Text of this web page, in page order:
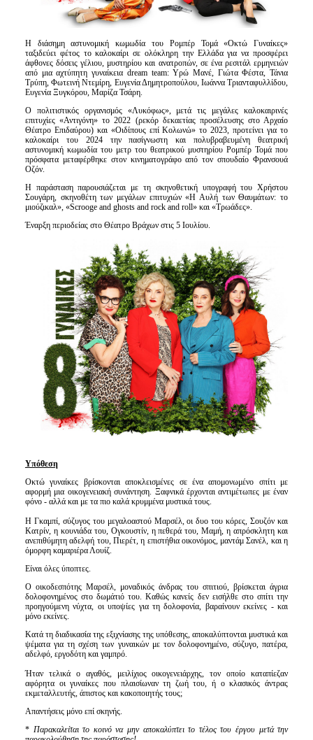
Η διάσημη αστυνομική κωμωδία του Ρομπέρ Τομά «Οκτώ Γυναίκες»
ταξιδεύει φέτος το καλοκαίρι σε ολόκληρη την Ελλάδα για να προσφέρει
άφθονες δόσεις γέλιου, μυστηρίου και ανατροπών, σε ένα ρεσιτάλ ερμηνειών
από μια αχτύπητη γυναίκεια dream team: Υρώ Μανέ, Γιώτα Φέστα, Τάνια
Τρύπη, Φωτεινή Ντεμίρη, Ευγενία Δημητροπούλου, Ιωάννα Τριανταφυλλίδου,
Ευγενία Ξυγκόρου, Μαρίζα Τσάρη.
Ο πολιτιστικός οργανισμός «Λυκόφως», μετά τις μεγάλες καλοκαιρινές
επιτυχίες «Αντιγόνη» το 2022 (ρεκόρ δεκαετίας προσέλευσης στο Αρχαίο
Θέατρο Επιδαύρου) και «Οιδίπους επί Κολωνώ» το 2023, προτείνει για το
καλοκαίρι του 2024 την πασίγνωστη και πολυβραβευμένη θεατρική
αστυνομική κωμωδία του μετρ του θεατρικού μυστηρίου Ρομπέρ Τομά που
πρόσφατα μεταφέρθηκε στον κινηματογράφο από τον σπουδαίο Φρανσουά
Οζόν.
Η παράσταση παρουσιάζεται με τη σκηνοθετική υπογραφή του Χρήστου
Σουγάρη, σκηνοθέτη των μεγάλων επιτυχιών «Η Αυλή των Θαυμάτων: το
μιούζικαλ», «Scrooge and ghosts and rock and roll» και «Τρωάδες».
Έναρξη περιοδείας στο Θέατρο Βράχων στις 5 Ιουλίου.
Υπόθεση
Οκτώ γυναίκες βρίσκονται αποκλεισμένες σε ένα απομονωμένο σπίτι με
αφορμή μια οικογενειακή συνάντηση. Ξαφνικά έρχονται αντιμέτωπες με έναν
φόνο - αλλά και με τα πιο καλά κρυμμένα μυστικά τους.
Η Γκαμπί, σύζυγος του μεγαλοαστού Μαρσέλ, οι δυο του κόρες, Σουζόν και
Κατρίν, η κουνιάδα του, Ογκουστίν, η πεθερά του, Μαμή, η απρόσκλητη και
ανεπιθύμητη αδελφή του, Πιερέτ, η επιστήθια οικονόμος, μαντάμ Σανέλ, και η
όμορφη καμαριέρα Λουίζ.
Είναι όλες ύποπτες.
Ο οικοδεσπότης Μαρσέλ, μοναδικός άνδρας του σπιτιού, βρίσκεται άγρια
δολοφονημένος στο δωμάτιό του. Καθώς κανείς δεν εισήλθε στο σπίτι την
προηγούμενη νύχτα, οι υποψίες για τη δολοφονία, βαραίνουν εκείνες - και
μόνο εκείνες.
Κατά τη διαδικασία της εξιχνίασης της υπόθεσης, αποκαλύπτονται μυστικά και
ψέματα για τη σχέση των γυναικών με τον δολοφονημένο, σύζυγο, πατέρα,
αδελφό, εργοδότη και γαμπρό.
Ήταν τελικά ο αγαθός, μειλίχιος οικογενειάρχης, τον οποίο καταπίεζαν
αφόρητα οι γυναίκες που πλαισίωναν τη ζωή του, ή ο κλασικός άντρας
εκμεταλλευτής, άπιστος και κακοποιητής τους;
Απαντήσεις μόνο επί σκηνής.
* Παρακαλείται το κοινό να μην αποκαλύπτει το τέλος του έργου μετά την